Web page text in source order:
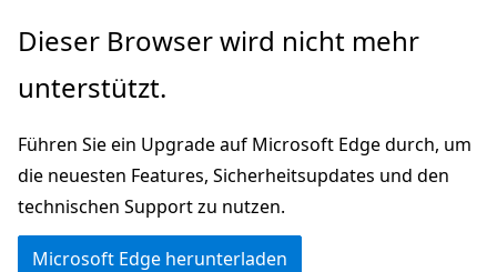
Zu
wechseln
Dieser Browser wird nicht mehr
unterstützt.
Führen Sie ein Upgrade auf Microsoft Edge durch, um
die neuesten Features, Sicherheitsupdates und den
technischen Support zu nutzen.
Microsoft Edge herunterladen